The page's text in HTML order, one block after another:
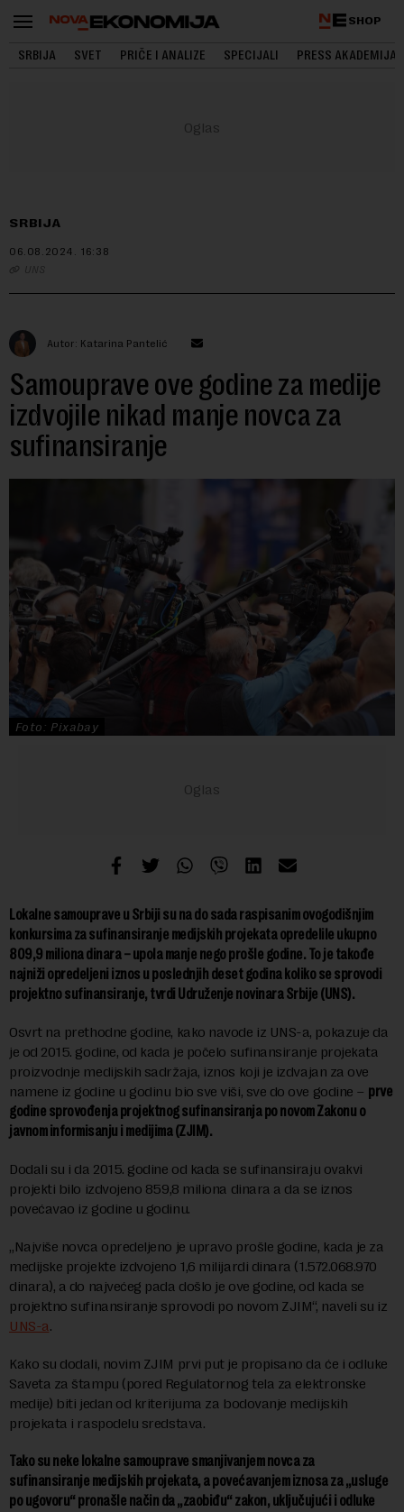
SHOP
SRBIJA SVET PRIČE I ANALIZE SPECIJALI PRESS AKADEMIJA
SRBIJA
06.08.2024. 16:38
UNS
Autor: Katarina Pantelić
Samouprave ove godine za medije
izdvojile nikad manje novca za
sufinansiranje
Foto: Pixabay
Lokalne samouprave u Srbiji su na do sada raspisanim ovogodišnjim
konkursima za sufinansiranje medijskih projekata opredelile ukupno
809,9 miliona dinara – upola manje nego prošle godine. To je takođe
najniži opredeljeni iznos u poslednjih deset godina koliko se sprovodi
projektno sufinansiranje, tvrdi Udruženje novinara Srbije (UNS).
Osvrt na prethodne godine, kako navode iz UNS-a, pokazuje da
je od 2015. godine, od kada je počelo sufinansiranje projekata
proizvodnje medijskih sadržaja, iznos koji je izdvajan za ove
namene iz godine u godinu bio sve viši, sve do ove godine – prve
godine sprovođenja projektnog sufinansiranja po novom Zakonu o
javnom informisanju i medijima (ZJIM).
Dodali su i da 2015. godine od kada se sufinansiraju ovakvi
projekti bilo izdvojeno 859,8 miliona dinara a da se iznos
povećavao iz godine u godinu.
„Najviše novca opredeljeno je upravo prošle godine, kada je za
medijske projekte izdvojeno 1,6 milijardi dinara (1.572.068.970
dinara), a do najvećeg pada došlo je ove godine, od kada se
projektno sufinansiranje sprovodi po novom ZJIM“, naveli su iz
UNS-a.
Kako su dodali, novim ZJIM prvi put je propisano da će i odluke
Saveta za štampu (pored Regulatornog tela za elektronske
medije) biti jedan od kriterijuma za bodovanje medijskih
projekata i raspodelu sredstava.
Tako su neke lokalne samouprave smanjivanjem novca za
sufinansiranje medijskih projekata, a povećavanjem iznosa za „usluge
po ugovoru“ pronašle način da „zaobiđu“ zakon, uključujući i odluke